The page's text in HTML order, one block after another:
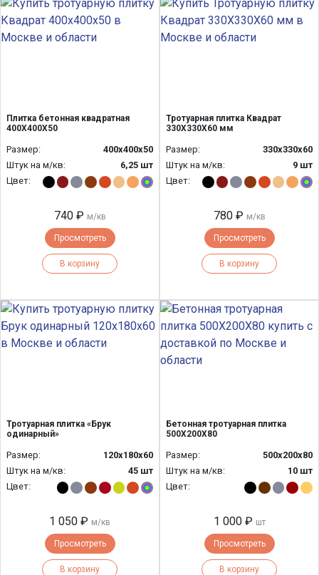
Плитка бетонная квадратная
400Х400Х50
Размер:
400х400х50
Штук на м/кв:
6,25 шт
Цвет:
740 ₽ м/кв
Просмотреть
В корзину
Тротуарная плитка Квадрат
330Х330Х60 мм
Размер:
330x330x60
Штук на м/кв:
9 шт
Цвет:
780 ₽ м/кв
Просмотреть
В корзину
Тротуарная плитка «Брук
одинарный»
Размер:
120x180x60
Штук на м/кв:
45 шт
Цвет:
1 050 ₽ м/кв
Просмотреть
В корзину
Бетонная тротуарная плитка
500Х200Х80
Размер:
500х200х80
Штук на м/кв:
10 шт
Цвет:
1 000 ₽ шт
Просмотреть
В корзину